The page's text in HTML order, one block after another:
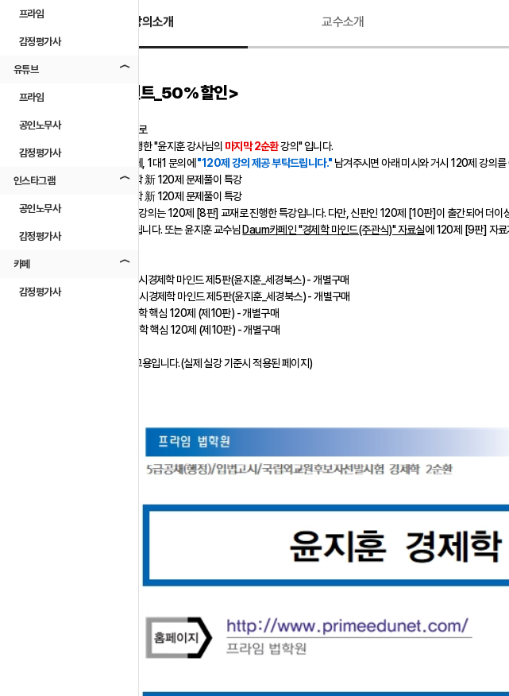
프라임
감정평가사
유튜브
프라임
공인노무사
감정평가사
인스타그램
공인노무사
감정평가사
카페
감정평가사
강의소개 교수소개
<갓성비 이벤트_50%할인>
2024 대비 2순환으로
2023년 10월에 진행한 "윤지훈 강사님의 마지막 2순환강의" 입니다.
구매하시고 종강 전에, 1대1 문의에 "120제 강의 제공 부탁드립니다." 남겨주시면 아래 미시와 거시 120제 강의
○ 윤지훈 미시경제학 新 120제 문제풀이 특강
○ 윤지훈 거시경제학 新 120제 문제풀이 특강
=> 120제 문제풀이 강의는 120제 [8판] 교재로 진행한 특강입니다. 다만, 신판인 120제 [10판]이 출간되어 더
강의를 수강하시면 됩니다. 또는 윤지훈 교수님 Daum카페인 "경제학 마인드(주관식)" 자료실에 120제 [9판] 자료
(1) 윤지훈 주관식 미시경제학 마인드 제5판(윤지훈_세경북스) - 개별구매
(2) 윤지훈 주관식 거시경제학 마인드 제5판(윤지훈_세경북스) - 개별구매
(3) 윤지훈 미시경제학 핵심 120제 (제10판) - 개별구매
(4) 윤지훈 거시경제학 핵심 120제 (제10판) - 개별구매
※ 아래 페이지는 참고용입니다.(실제 실강 기준시 적용된 페이지)